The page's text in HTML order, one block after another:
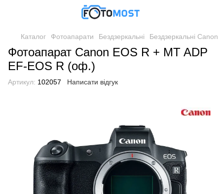
Каталог Фотоапарати Бездзеркальні Бездзеркальні Canon
Фотоапарат Canon EOS R + MT ADP
EF-EOS R (оф.)
Артикул: 102057 Написати відгук